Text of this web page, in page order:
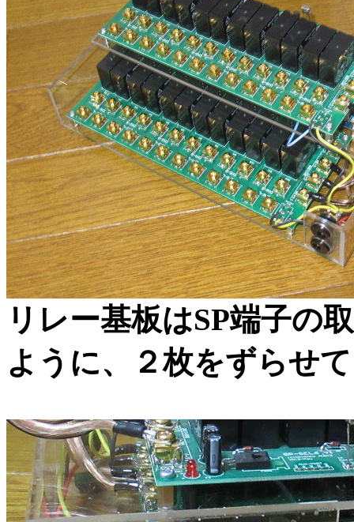
リレー基板はSP端子の
ように、２枚をずらせ